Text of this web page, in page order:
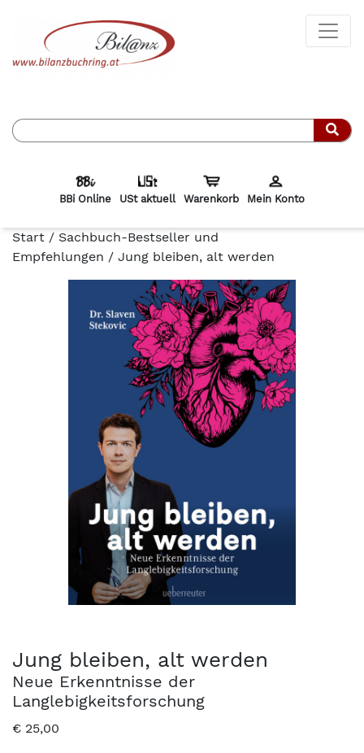
BBi Online USt aktuell Warenkorb Mein Konto
Start / Sachbuch-Bestseller und
Empfehlungen / Jung bleiben, alt werden
Jung bleiben, alt werden
Neue Erkenntnisse der
Langlebigkeitsforschung
€ 25,00